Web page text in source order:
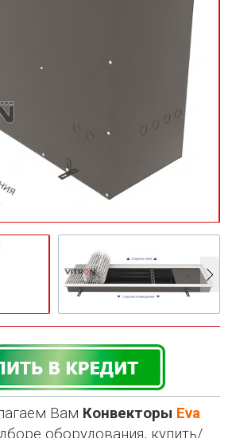
Вам Конвекторы Eva
оборудования, купить/